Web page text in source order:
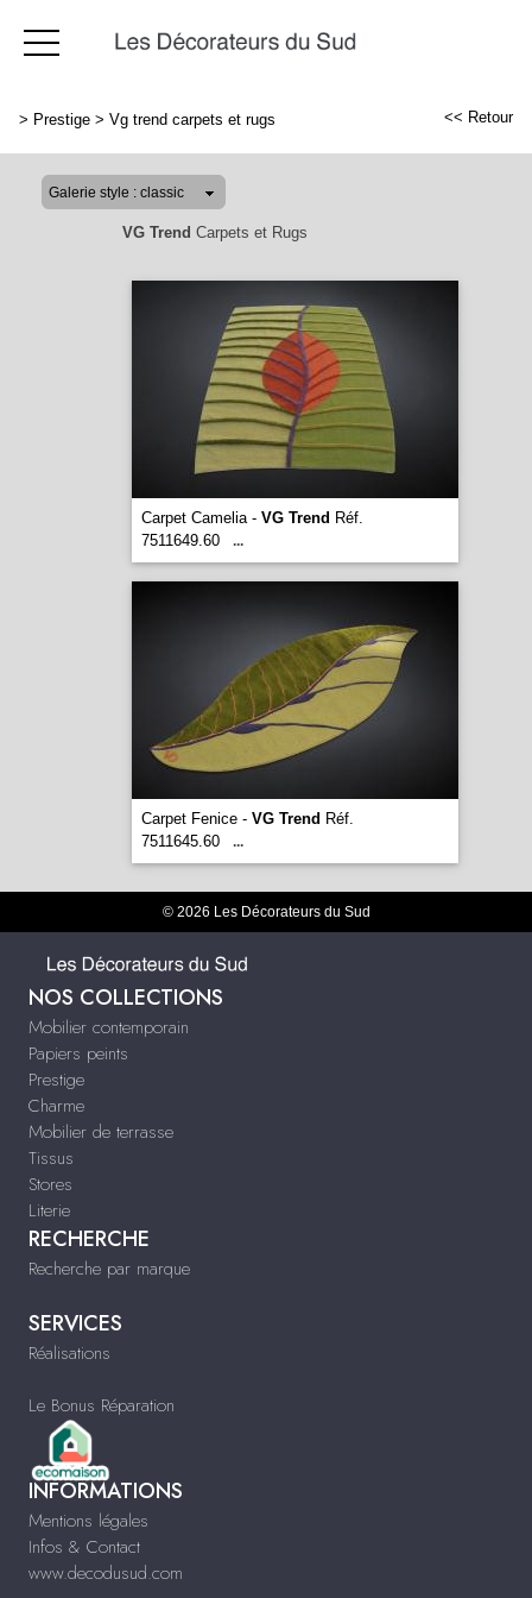
> Prestige > Vg trend carpets et rugs << Retour
VG Trend Carpets et Rugs
Carpet Camelia - VG Trend Réf.
7511649.60
...
Carpet Fenice - VG Trend Réf.
7511645.60
...
© 2026 Les Décorateurs du Sud
NOS COLLECTIONS
Mobilier contemporain
Papiers peints
Prestige
Charme
Mobilier de terrasse
Tissus
Stores
Literie
RECHERCHE
Recherche par marque
SERVICES
Réalisations
Le Bonus Réparation
INFORMATIONS
Mentions légales
Infos & Contact
www.decodusud.com